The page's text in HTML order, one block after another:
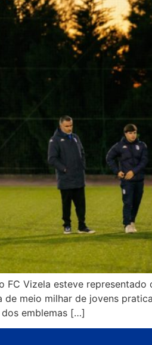
FC Vizela esteve
de meio milhar de jovens
emblemas […]